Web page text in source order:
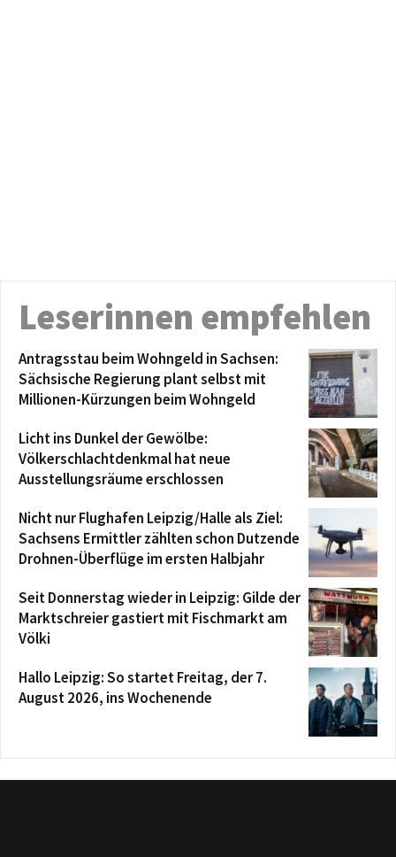
Leserinnen empfehlen
Antragsstau beim Wohngeld in Sachsen:
Sächsische Regierung plant selbst mit
Millionen-Kürzungen beim Wohngeld
Licht ins Dunkel der Gewölbe:
Völkerschlachtdenkmal hat neue
Ausstellungsräume erschlossen
Nicht nur Flughafen Leipzig/Halle als Ziel:
Sachsens Ermittler zählten schon Dutzende
Drohnen-Überflüge im ersten Halbjahr
Seit Donnerstag wieder in Leipzig: Gilde der
Marktschreier gastiert mit Fischmarkt am
Völki
Hallo Leipzig: So startet Freitag, der 7.
August 2026, ins Wochenende